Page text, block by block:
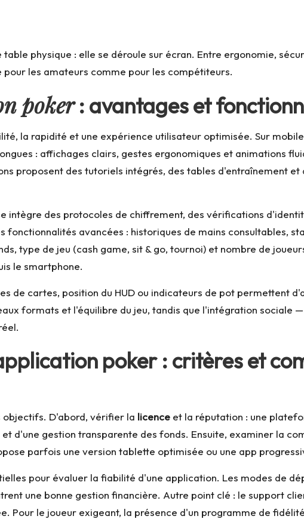
physique : elle se déroule sur écran. Entre ergonomie,
les amateurs comme pour les compétiteurs.
poker: avantages et
la rapidité et une expérience utilisateur optimisée. Sur
: affichages clairs, gestes ergonomiques et animations
proposent des tutoriels intégrés, des tables d'entraînement et
intègre des protocoles de chiffrement, des vérifications
avancées : historiques de mains consultables,
type de jeu (cash game, sit & go, tournoi) et nombre de
le smartphone.
de cartes, position du HUD ou indicateurs de pot permettent
formats et l'équilibre du jeu, tandis que l'intégration sociale
poker : critères et
objectifs. D'abord, vérifier la licence et la réputation : une
d'une gestion transparente des fonds. Ensuite, examiner la
parfois une version tablette optimisée ou une app
pour évaluer la fiabilité d'une application. Les modes de
une bonne gestion financière. Autre point clé : le support
Pour le joueur exigeant, la présence d'un programme de